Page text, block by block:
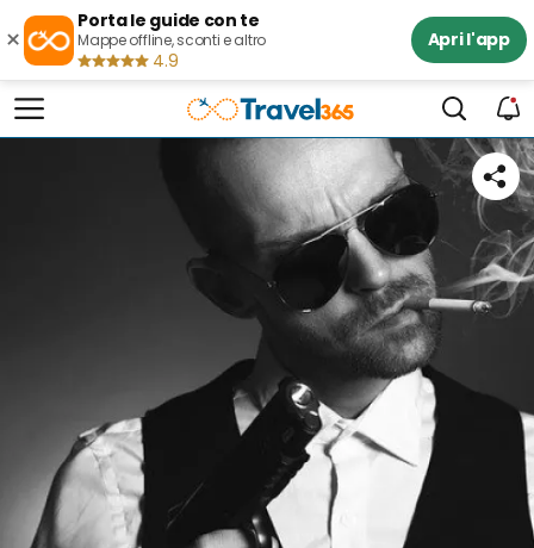
×
Porta le guide con te
Mappe offline, sconti e altro
4.9
Apri l'app